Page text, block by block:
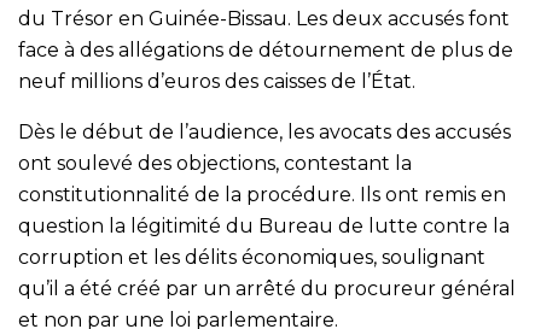
du Trésor en Guinée-Bissau. Les deux accusés font
face à des allégations de détournement de plus de
neuf millions d’euros des caisses de l’État.
Dès le début de l’audience, les avocats des accusés
ont soulevé des objections, contestant la
constitutionnalité de la procédure. Ils ont remis en
question la légitimité du Bureau de lutte contre la
corruption et les délits économiques, soulignant
qu’il a été créé par un arrêté du procureur général
et non par une loi parlementaire.